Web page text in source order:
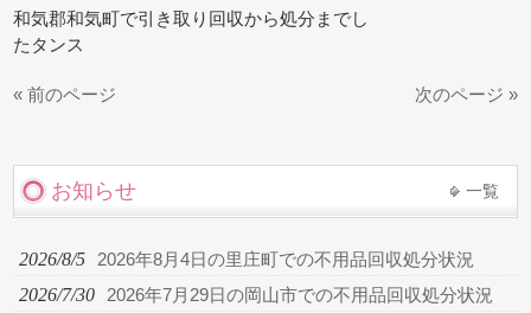
和気郡和気町で引き取り回収から処分までし
たタンス
« 前のページ 次のページ »
お知らせ 一覧
2026/8/5 2026年8月4日の里庄町での不用品回収処分状況
2026/7/30 2026年7月29日の岡山市での不用品回収処分状況